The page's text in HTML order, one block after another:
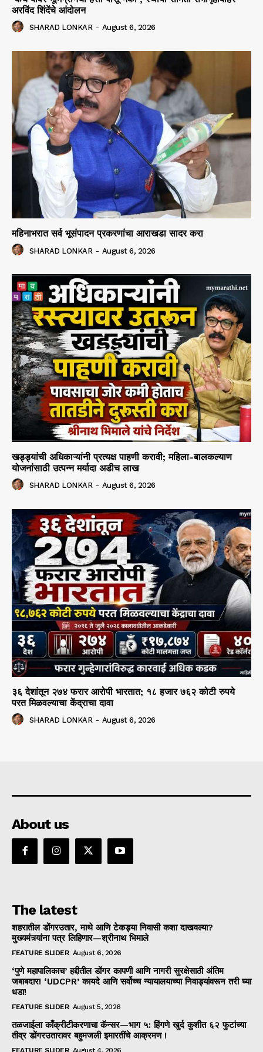
अरविंद शिंदेंचे आंदोलन
SHARAD LONKAR - August 6, 2026
महिनाभरात सर्व भूसंपादन प्रकरणांचा आराखडा सादर करा
SHARAD LONKAR - August 6, 2026
खड्ड्यांची अधिकाऱ्यांनी प्रत्यक्ष पाहणी करावी; महिला-बालकल्याण
योजनांसाठी उत्पन्न मर्यादा अडीच लाख
SHARAD LONKAR - August 6, 2026
३६ देशांतून २७४ फरार आरोपी भारतात; १८ हजार ७६२ कोटी रुपये
परत मिळवल्याचा केंद्राचा दावा
SHARAD LONKAR - August 6, 2026
About us
The latest
शहरातील डोंगरउतार, माथे आणि टेकड्या निवासी कशा दाखवल्या?
मुख्यमंत्र्यांना पत्र लिहिणार—श्रीनाथ भिमाले
FEATURE SLIDER August 6, 2026
‘पुणे महापालिकाच’ हद्दीतील डोंगर कापणी आणि नागरी सुरक्षेसाठी अंतिम
जबाबदार! ‘UDCPR’ कायदे आणि सर्वोच्च न्यायालयाच्या निवाड्यांवरून तरी घ्या
धडा!
FEATURE SLIDER August 5, 2026
तळजाईला काँक्रीटीकरणाचा कॅन्सर—भाग ५: हिंगणे खुर्द कुशीत ६२ फुटांच्या
तीव्र डोंगरउतारावर बहुमजली इमारतींचे आक्रमण !
FEATURE SLIDER August 4, 2026